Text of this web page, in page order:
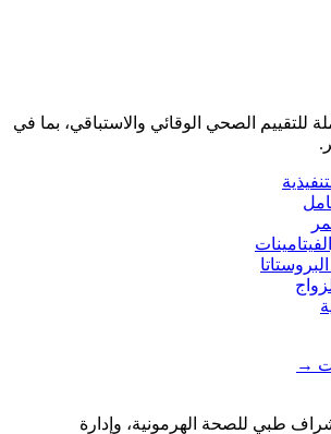
الصحي الوقائي والاستباقي، بما في
→
طبي للصحة الهرمونية، وإدارة